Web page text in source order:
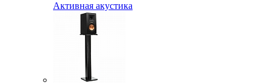
Активная акустика